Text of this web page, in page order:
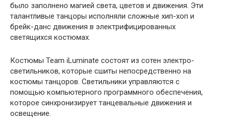
было заполнено магией света, цветов и движения. Эти
талантливые танцоры исполняли сложные хип-хоп и
брейк-данс движения в электрифицированных
светящихся костюмах.
Костюмы Team iLuminate состоят из сотен электро-
светильников, которые сшиты непосредственно на
костюмы танцоров. Светильники управляются с
помощью компьютерного программного обеспечения,
которое синхронизирует танцевальные движения и
освещение.